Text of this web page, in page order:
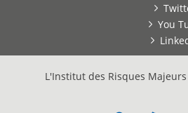
You
L'Institut des Risques